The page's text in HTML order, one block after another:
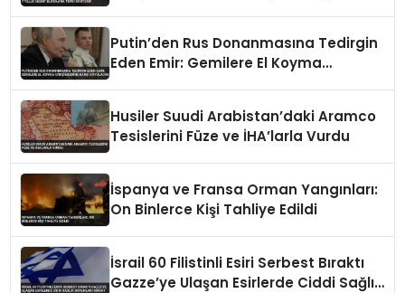
Putin’den Rus Donanmasına Tedirgin
Eden Emir: Gemilere El Koyma
Husiler Suudi Arabistan’daki Aramco
Tesislerini Füze ve İHA’larla Vurdu
İspanya ve Fransa Orman Yangınları:
On Binlerce Kişi Tahliye Edildi
İsrail 60 Filistinli Esiri Serbest Bıraktı
Gazze’ye Ulaşan Esirlerde Ciddi Sağlık